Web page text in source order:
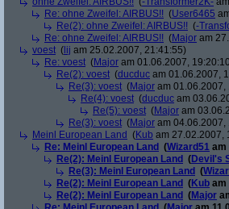
Re: ohne Zweifel: AIRBUS!! (User6465
Re(2): ohne Zweifel: AIRBUS!! (-
Re: ohne Zweifel: AIRBUS!! (Major am
voest ( lij am 25.02.2007, 21:41:55)
Re: voest (Major am 01.06.2007,
Re(2): voest (ducduc am 01.06.2007,
Re(3): voest (Major am 01.06.2007,
Re(4): voest (ducduc am
Re(5): voest (Major am
Re(3): voest (Major am 04.06.2007,
Meinl European Land (Kub am 27.02.2007,
Re: Meinl European Land (Wizard51 am
Re(2): Meinl European Land (Devil's
Re(3): Meinl European Land (
Re(2): Meinl European Land (Kub am
Re(2): Meinl European Land (Major